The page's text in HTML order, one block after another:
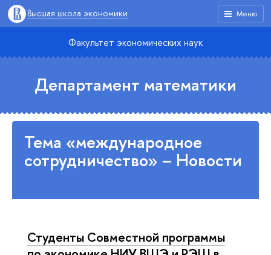
Меню
Высшая школа экономики
Факультет экономических наук
Департамент математики
Тема «международное
сотрудничество» – Новости
Студенты Совместной программы